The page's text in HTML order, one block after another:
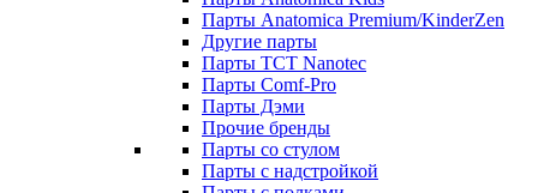
Парты Anatomica Premium/KinderZen
Другие парты
Парты TCT Nanotec
Парты Comf-Pro
Парты Дэми
Прочие бренды
Парты со стулом
Парты с надстройкой